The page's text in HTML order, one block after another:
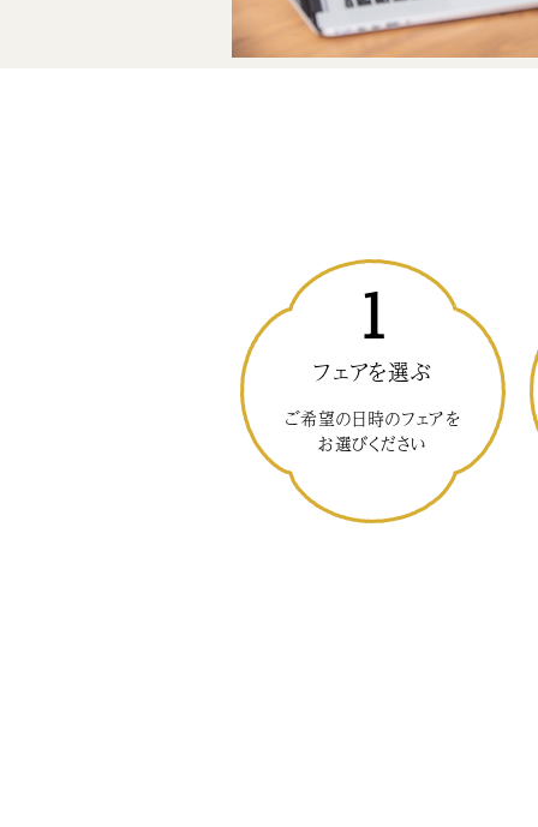
1
フェアを選ぶ
ご希望の日時のフェアを
お選びください